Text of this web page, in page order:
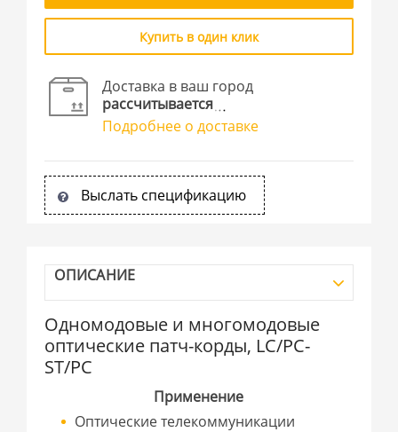
Купить в один клик
Доставка в ваш город
рассчитывается
Подробнее о доставке
Выслать спецификацию
ОПИСАНИЕ
Одномодовые и многомодовые
оптические патч-корды, LC/PC-
ST/PC
Применение
Оптические телекоммуникации